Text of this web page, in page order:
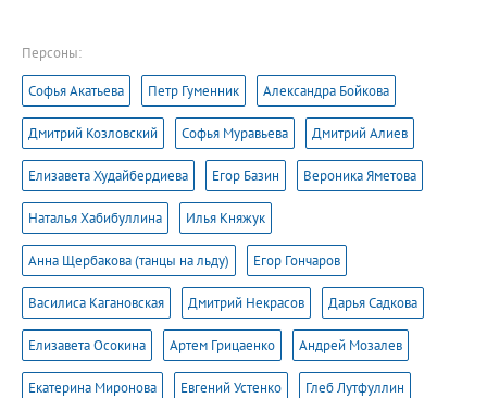
Персоны:
Софья Акатьева Петр Гуменник Александра Бойкова
Дмитрий Козловский Софья Муравьева Дмитрий Алиев
Елизавета Худайбердиева Егор Базин Вероника Яметова
Наталья Хабибуллина Илья Княжук
Анна Щербакова (танцы на льду) Егор Гончаров
Василиса Кагановская Дмитрий Некрасов Дарья Садкова
Елизавета Осокина Артем Грицаенко Андрей Мозалев
Екатерина Миронова Евгений Устенко Глеб Лутфуллин